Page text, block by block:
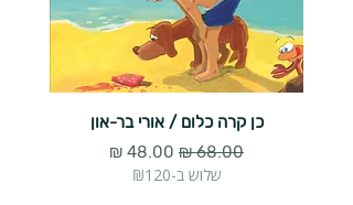
כן קרה כלום / אורי בר-און
מחיר רגיל מחיר מבצע
שלוש ב-₪120